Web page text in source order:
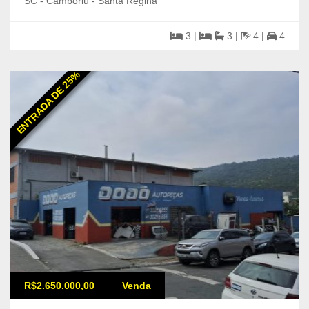
3 | 3 | 4 | 4
ENTRADA DE 25%
R$2.650.000,00 Venda